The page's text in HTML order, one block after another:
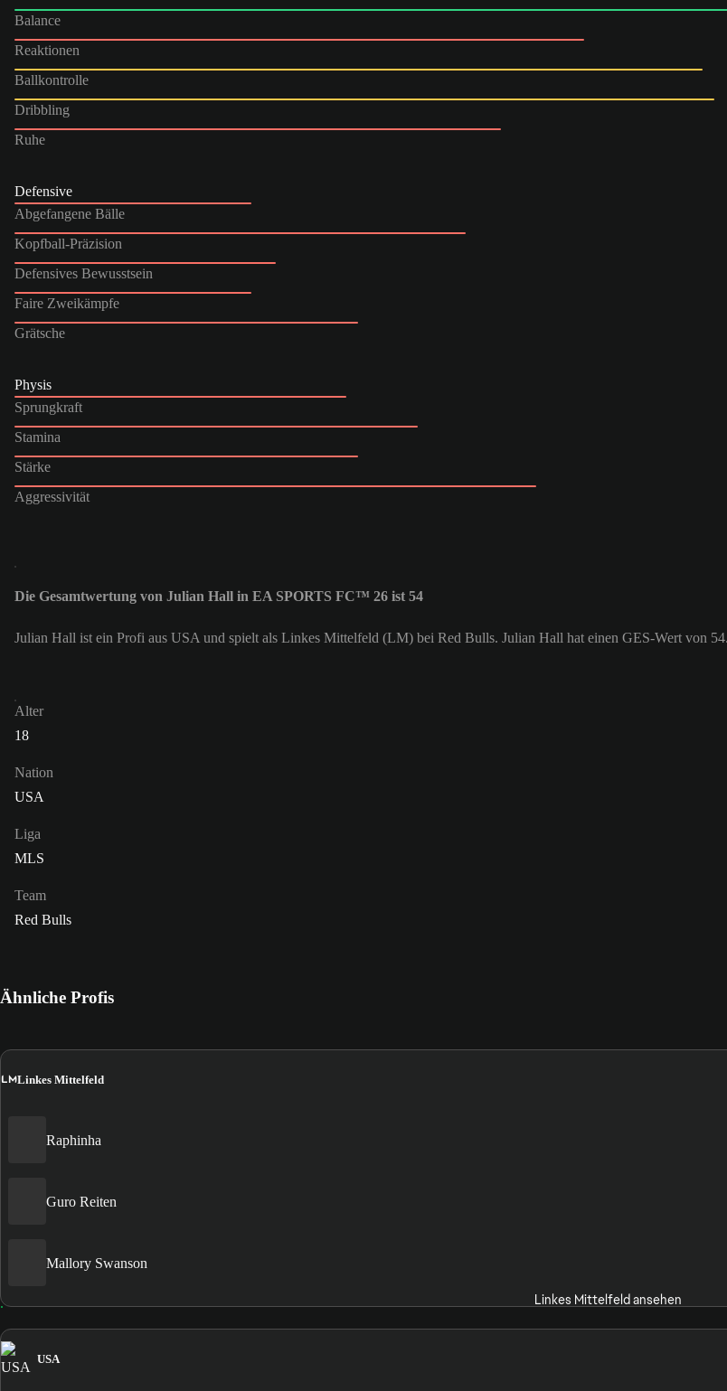
Balance
Reaktionen
Ballkontrolle
Dribbling
Ruhe
Defensive
Abgefangene Bälle
Kopfball-Präzision
Defensives Bewusstsein
Faire Zweikämpfe
Grätsche
Physis
Sprungkraft
Stamina
Stärke
Aggressivität
Die Gesamtwertung von Julian Hall in EA SPORTS FC™ 26 ist 54
Julian Hall ist ein Profi aus USA und spielt als Linkes Mittelfeld (LM) bei Red Bulls. Julian Hall hat einen GES-Wert von 54.
Alter
18
Nation
USA
Liga
MLS
Team
Red Bulls
Ähnliche Profis
LMLinkes Mittelfeld
Raphinha
Guro Reiten
Mallory Swanson
Linkes Mittelfeld ansehen
USA